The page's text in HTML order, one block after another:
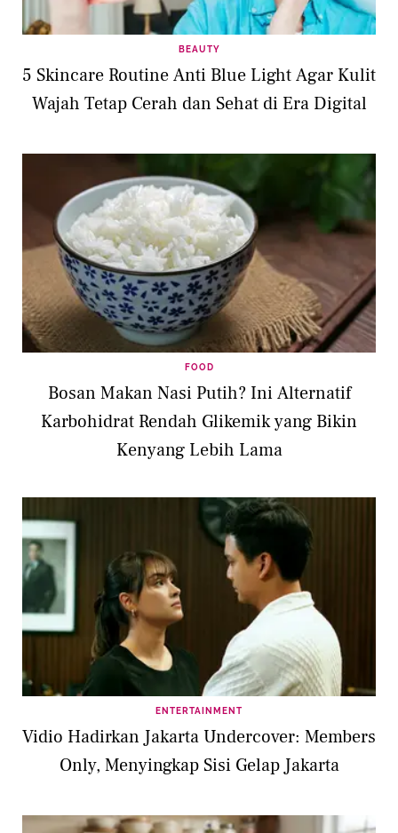
BEAUTY
5 Skincare Routine Anti Blue Light Agar Kulit
Wajah Tetap Cerah dan Sehat di Era Digital
FOOD
Bosan Makan Nasi Putih? Ini Alternatif
Karbohidrat Rendah Glikemik yang Bikin
Kenyang Lebih Lama
ENTERTAINMENT
Vidio Hadirkan Jakarta Undercover: Members
Only, Menyingkap Sisi Gelap Jakarta